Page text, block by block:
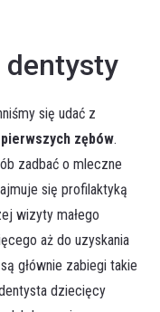
dentysty
się udać z
zębów.
zadbać o mleczne
się profilaktyką
wizyty małego
aż do uzyskania
głównie zabiegi takie
dziecięcy